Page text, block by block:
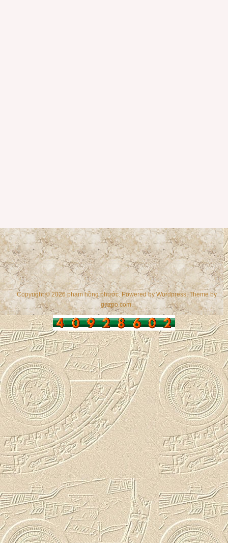
Copyright © 2026 phạm hồng phước. Powered byWordpress , Theme by
gazpo.com.